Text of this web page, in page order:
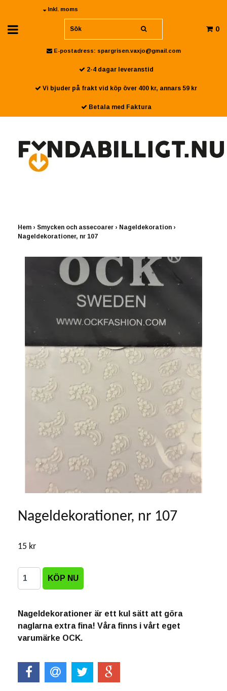
Inkl. moms
0
E-postadress: spargrisen.vaxjo@gmail.com
2-4 dagar leveranstid
Vi bjuder på frakt vid köp över 400 kr, annars 59 kr
Betala med Faktura
Hem › Smycken och assecoarer › Nageldekoration ›
Nageldekorationer, nr 107
Nageldekorationer, nr 107
15 kr
Nageldekorationer är ett kul sätt att göra
naglarna extra fina! Våra finns i vårt eget
varumärke OCK.